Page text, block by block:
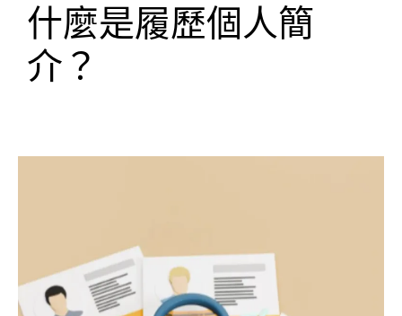
什麼是履歷個人簡
介？